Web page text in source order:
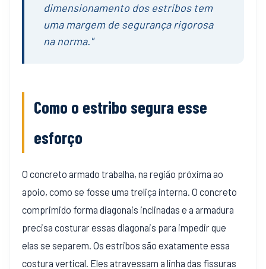
dimensionamento dos estribos tem
uma margem de segurança rigorosa
na norma."
Como o estribo segura esse
esforço
O concreto armado trabalha, na região próxima ao
apoio, como se fosse uma treliça interna. O concreto
comprimido forma diagonais inclinadas e a armadura
precisa costurar essas diagonais para impedir que
elas se separem. Os estribos são exatamente essa
costura vertical. Eles atravessam a linha das fissuras